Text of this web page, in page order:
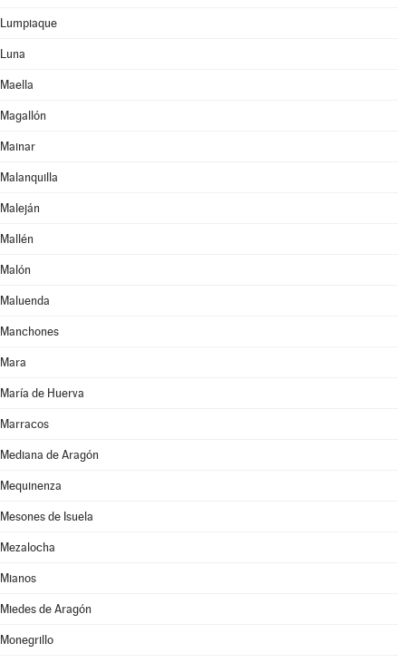
Lumpiaque
Luna
Maella
Magallón
Mainar
Malanquilla
Maleján
Mallén
Malón
Maluenda
Manchones
Mara
María de Huerva
Marracos
Mediana de Aragón
Mequinenza
Mesones de Isuela
Mezalocha
Mianos
Miedes de Aragón
Monegrillo